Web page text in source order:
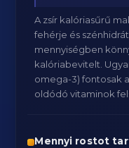
A zsír kalóriasűrű
fehérje és
mennyiségben
kalóriabevitelt.
omega-3) fontosak
oldódó vitaminok
Mennyi rostot